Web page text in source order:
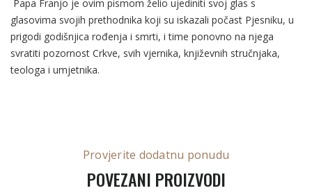
Papa Franjo je ovim pismom želio ujediniti svoj glas s
glasovima svojih prethodnika koji su iskazali počast Pjesniku, u
prigodi godišnjica rođenja i smrti, i time ponovno na njega
svratiti pozornost Crkve, svih vjernika, književnih stručnjaka,
teologa i umjetnika.
Provjerite dodatnu ponudu
POVEZANI PROIZVODI